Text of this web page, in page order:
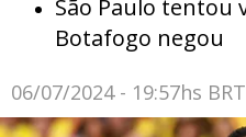
São Paulo tentou
Botafogo negou
06/07/2024 - 19:57hs BRT